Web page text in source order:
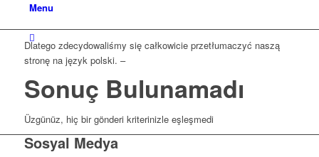
Menu
Dlatego zdecydowaliśmy się całkowicie przetłumaczyć naszą
stronę na język polski. –
Sonuç Bulunamadı
Üzgünüz, hiç bir gönderi kriterinizle eşleşmedi
Sosyal Medya